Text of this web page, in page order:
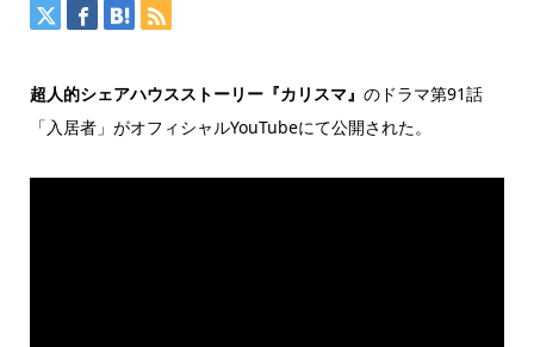
超人的シェアハウスストーリー『カリスマ』 のドラマ第91話
「入居者」がオフィシャルYouTubeにて公開された。